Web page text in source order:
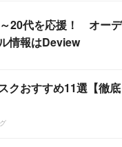
20代を応援！ オーデ
情報はDeview
クおすすめ11選【徹底